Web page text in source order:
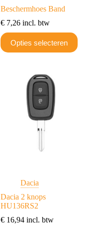
Beschermhoes Band
€ 7,26 incl. btw
Opties selecteren
Dit
product
heeft
Dacia
Dacia 2 knops
HU136RS2
€ 16,94 incl. btw